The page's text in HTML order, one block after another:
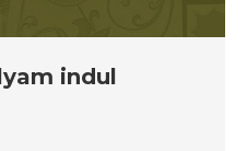
indul